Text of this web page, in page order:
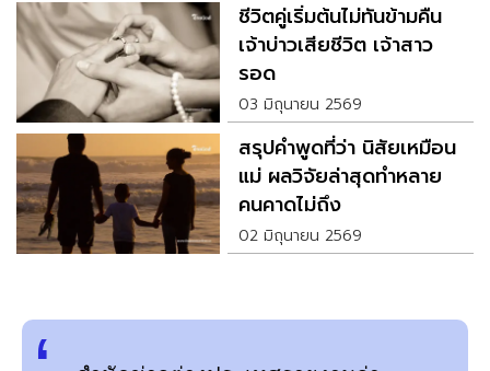
ชีวิตคู่เริ่มต้นไม่ทันข้ามคืน
เจ้าบ่าวเสียชีวิต เจ้าสาว
รอด
03 มิถุนายน 2569
สรุปคำพูดที่ว่า นิสัยเหมือน
แม่ ผลวิจัยล่าสุดทำหลาย
คนคาดไม่ถึง
02 มิถุนายน 2569